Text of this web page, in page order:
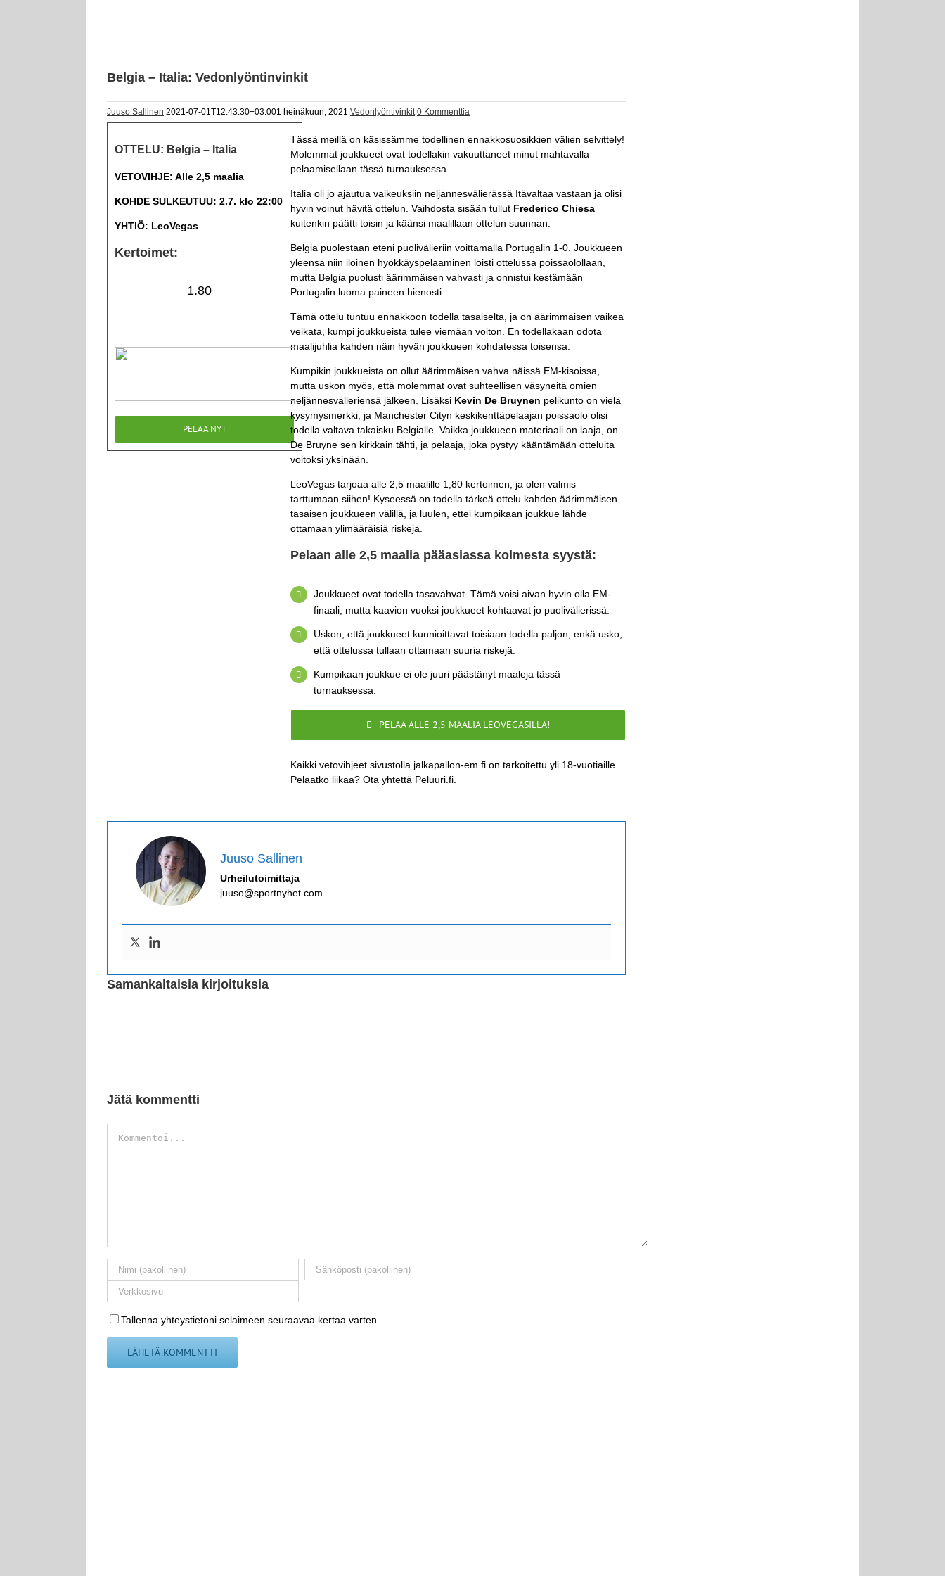
Belgia – Italia: Vedonlyöntinvinkit
Juuso Sallinen 2021-07-01T12:43:30+03:001 heinäkuun, 2021 Vedonlyöntivinkit|0 Kommenttia
OTTELU: Belgia – Italia
VETOVIHJE: Alle 2,5 maalia
KOHDE SULKEUTUU: 2.7. klo 22:00
YHTIÖ: LeoVegas
Kertoimet:
1.80
PELAA NYT
Tässä meillä on käsissämme todellinen ennakkosuosikkien välien selvittely!
Molemmat joukkueet ovat todellakin vakuuttaneet minut mahtavalla
pelaamisellaan tässä turnauksessa.
Italia oli jo ajautua vaikeuksiin neljännesvälierässä Itävaltaa vastaan ja olisi
hyvin voinut hävitä ottelun. Vaihdosta sisään tullut Frederico Chiesa
kuitenkin päätti toisin ja käänsi maalillaan ottelun suunnan.
Belgia puolestaan eteni puolivälieriin voittamalla Portugalin 1-0. Joukkueen
yleensä niin iloinen hyökkäyspelaaminen loisti ottelussa poissaolollaan,
mutta Belgia puolusti äärimmäisen vahvasti ja onnistui kestämään
Portugalin luoma paineen hienosti.
Tämä ottelu tuntuu ennakkoon todella tasaiselta, ja on äärimmäisen vaikea
veikata, kumpi joukkueista tulee viemään voiton. En todellakaan odota
maalijuhlia kahden näin hyvän joukkueen kohdatessa toisensa.
Kumpikin joukkueista on ollut äärimmäisen vahva näissä EM-kisoissa,
mutta uskon myös, että molemmat ovat suhteellisen väsyneitä omien
neljännesvälieriensä jälkeen. Lisäksi Kevin De Bruynen pelikunto on vielä
kysymysmerkki, ja Manchester Cityn keskikenttäpelaajan poissaolo olisi
todella valtava takaisku Belgialle. Vaikka joukkueen materiaali on laaja, on
De Bruyne sen kirkkain tähti, ja pelaaja, joka pystyy kääntämään otteluita
voitoksi yksinään.
LeoVegas tarjoaa alle 2,5 maalille 1,80 kertoimen, ja olen valmis
tarttumaan siihen! Kyseessä on todella tärkeä ottelu kahden äärimmäisen
tasaisen joukkueen välillä, ja luulen, ettei kumpikaan joukkue lähde
ottamaan ylimääräisiä riskejä.
Pelaan alle 2,5 maalia pääasiassa kolmesta syystä:
Joukkueet ovat todella tasavahvat. Tämä voisi aivan hyvin olla EM-
finaali, mutta kaavion vuoksi joukkueet kohtaavat jo puolivälierissä.
Uskon, että joukkueet kunnioittavat toisiaan todella paljon, enkä usko,
että ottelussa tullaan ottamaan suuria riskejä.
Kumpikaan joukkue ei ole juuri päästänyt maaleja tässä
turnauksessa.
PELAA ALLE 2,5 MAALIA LEOVEGASILLA!
Kaikki vetovihjeet sivustolla jalkapallon-em.fi on tarkoitettu yli 18-vuotiaille.
Pelaatko liikaa? Ota yhtettä Peluuri.fi.
Juuso Sallinen
Urheilutoimittaja
juuso@sportnyhet.com
Samankaltaisia kirjoituksia
Jätä kommentti
Tallenna yhteystietoni selaimeen seuraavaa kertaa varten.